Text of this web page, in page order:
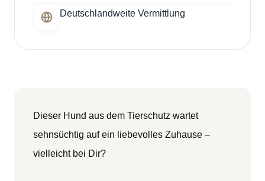
Deutschlandweite Vermittlung
Dieser Hund aus dem Tierschutz wartet
sehnsüchtig auf ein liebevolles Zuhause –
vielleicht bei Dir?